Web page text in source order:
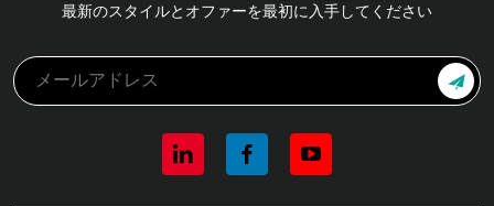
最新のスタイルとオファーを最初に入手してください